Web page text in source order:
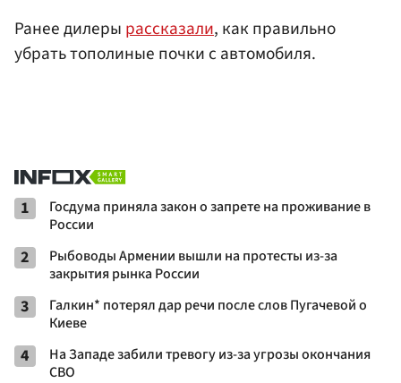
Ранее дилеры рассказали, как правильно
убрать тополиные почки с автомобиля.
1
Госдума приняла закон о запрете на проживание в
России
2
Рыбоводы Армении вышли на протесты из-за
закрытия рынка России
3
Галкин* потерял дар речи после слов Пугачевой о
Киеве
4
На Западе забили тревогу из-за угрозы окончания
СВО